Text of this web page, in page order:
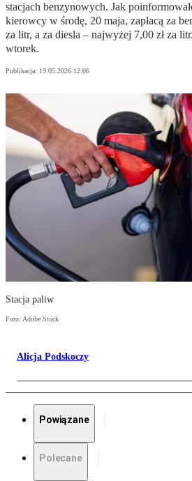
stacjach benzynowych. Jak
kierowcy w środę, 20 maja, zapłacą za
za litr, a za diesla – najwyżej 7,00 zł za
wtorek.
Publikacja: 19.05.2026 12:06
Stacja paliw
Foto: Adobe Stock
Alicja Podskoczy
Powiązane
Polecane